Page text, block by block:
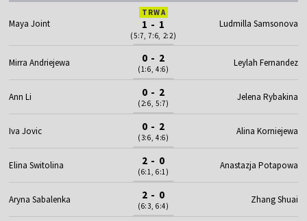
Maya Joint
TRWA
1 - 1
(5:7, 7:6, 2:2)
Ludmilla Samsonova
Mirra Andriejewa 0 - 2
(1:6, 4:6)
Leylah Fernandez
Ann Li 0 - 2
(2:6, 5:7)
Jelena Rybakina
Iva Jovic 0 - 2
(3:6, 4:6)
Alina Korniejewa
Elina Switolina 2 - 0
(6:1, 6:1)
Anastazja Potapowa
Aryna Sabalenka 2 - 0
(6:3, 6:4)
Zhang Shuai